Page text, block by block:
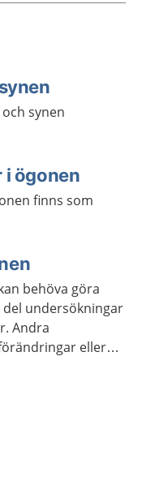
synen
i ögonen
finns som
behöva göra
undersökningar
Andra
eller